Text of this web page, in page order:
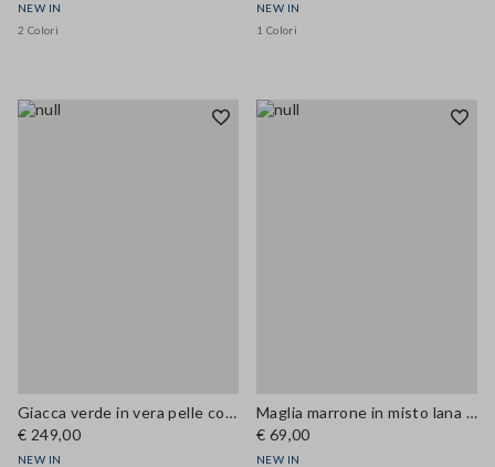
NEW IN
2 Colori
NEW IN
1 Colori
Giacca verde in vera pelle con tasche applicate regular fit
€ 249,00
NEW IN
Maglia marrone in misto lana e cashmere con girocollo regular fit
€ 69,00
NEW IN